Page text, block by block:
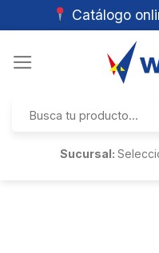
Catálogo
por:
Sucursal: